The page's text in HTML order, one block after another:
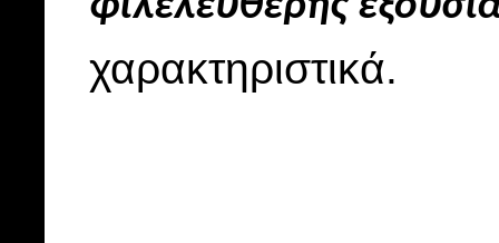
χαρακτηριστικά.